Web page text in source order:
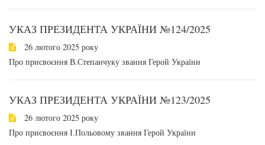
УКАЗ ПРЕЗИДЕНТА УКРАЇНИ №124/2025
26 лютого 2025 року
Про присвоєння В.Степанчуку звання Герой України
УКАЗ ПРЕЗИДЕНТА УКРАЇНИ №123/2025
26 лютого 2025 року
Про присвоєння І.Польовому звання Герой України